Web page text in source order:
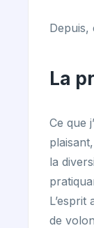
Depuis,
La
Ce que
la
L’esprit
de